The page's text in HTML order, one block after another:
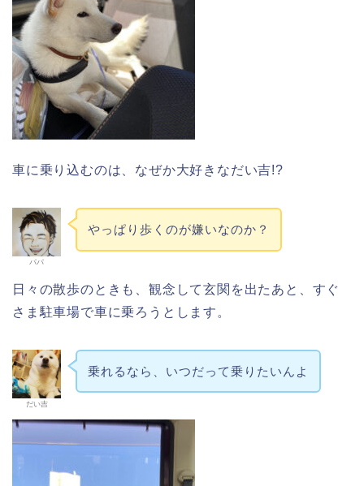
車に乗り込むのは、なぜか大好きなだい吉!?
パパ
やっぱり歩くのが嫌いなのか？
日々の散歩のときも、観念して玄関を出たあと、すぐ
さま駐車場で車に乗ろうとします。
だい吉
乗れるなら、いつだって乗りたいんよ